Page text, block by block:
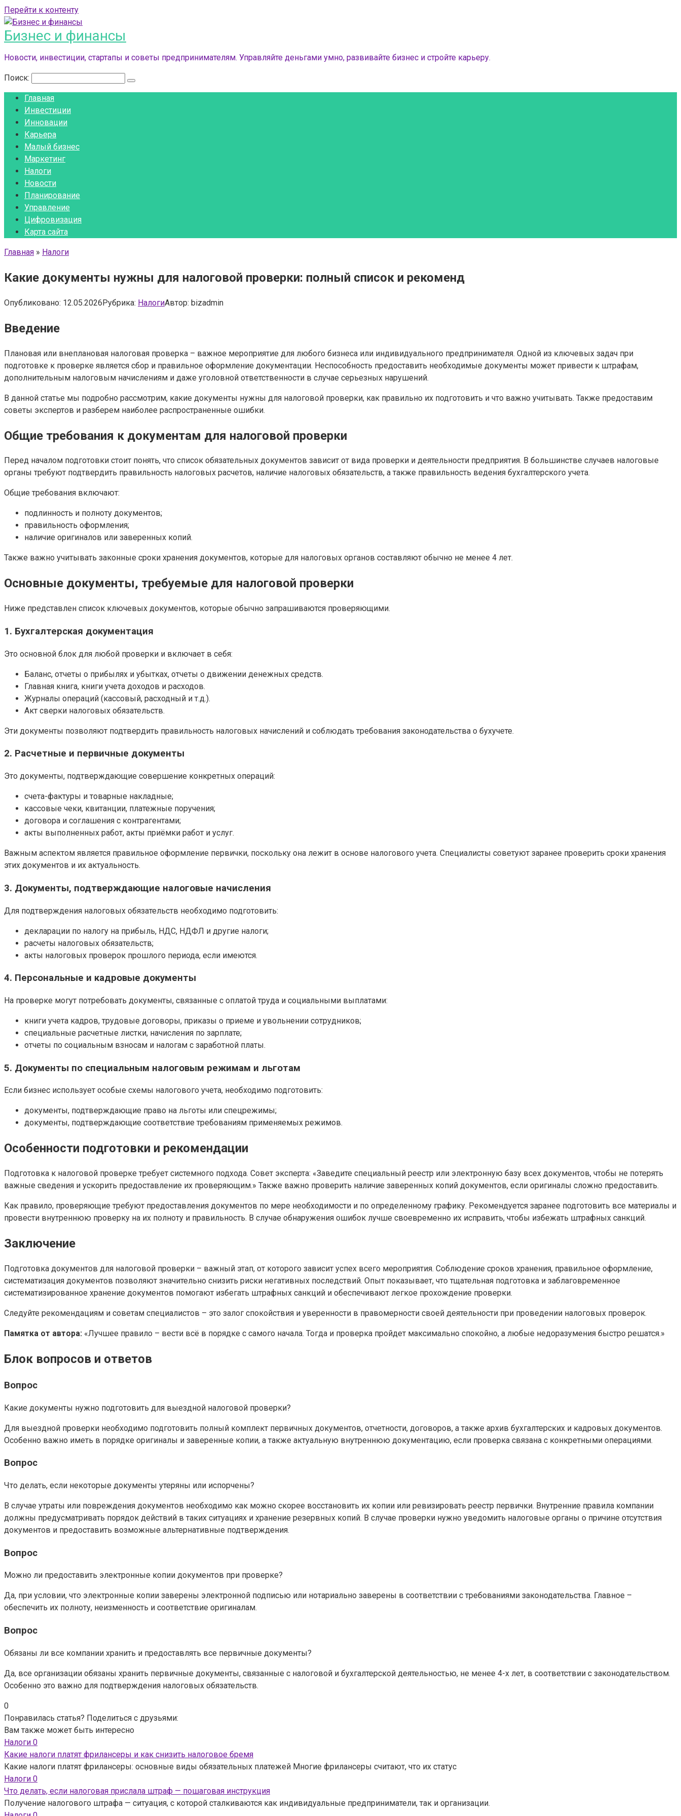
Перейти к контенту
Бизнес и финансы
Новости, инвестиции, стартапы и советы предпринимателям. Управляйте деньгами умно, развивайте бизнес и стройте карьеру.
Поиск:
Главная
Инвестиции
Инновации
Карьера
Малый бизнес
Маркетинг
Налоги
Новости
Планирование
Управление
Цифровизация
Карта сайта
Главная » Налоги
Какие документы нужны для налоговой проверки: полный список и рекоменд
Опубликовано: 12.05.2026Рубрика: НалогиАвтор: bizadmin
Введение
Плановая или внеплановая налоговая проверка – важное мероприятие для любого бизнеса или индивидуального предпринимателя. Одной из ключевых задач при
подготовке к проверке является сбор и правильное оформление документации. Неспособность предоставить необходимые документы может привести к штрафам,
дополнительным налоговым начислениям и даже уголовной ответственности в случае серьезных нарушений.
В данной статье мы подробно рассмотрим, какие документы нужны для налоговой проверки, как правильно их подготовить и что важно учитывать. Также предоставим
советы экспертов и разберем наиболее распространенные ошибки.
Общие требования к документам для налоговой проверки
Перед началом подготовки стоит понять, что список обязательных документов зависит от вида проверки и деятельности предприятия. В большинстве случаев налоговые
органы требуют подтвердить правильность налоговых расчетов, наличие налоговых обязательств, а также правильность ведения бухгалтерского учета.
Общие требования включают:
подлинность и полноту документов;
правильность оформления;
наличие оригиналов или заверенных копий.
Также важно учитывать законные сроки хранения документов, которые для налоговых органов составляют обычно не менее 4 лет.
Основные документы, требуемые для налоговой проверки
Ниже представлен список ключевых документов, которые обычно запрашиваются проверяющими.
1. Бухгалтерская документация
Это основной блок для любой проверки и включает в себя:
Баланс, отчеты о прибылях и убытках, отчеты о движении денежных средств.
Главная книга, книги учета доходов и расходов.
Журналы операций (кассовый, расходный и т.д.).
Акт сверки налоговых обязательств.
Эти документы позволяют подтвердить правильность налоговых начислений и соблюдать требования законодательства о бухучете.
2. Расчетные и первичные документы
Это документы, подтверждающие совершение конкретных операций:
счета-фактуры и товарные накладные;
кассовые чеки, квитанции, платежные поручения;
договора и соглашения с контрагентами;
акты выполненных работ, акты приёмки работ и услуг.
Важным аспектом является правильное оформление первички, поскольку она лежит в основе налогового учета. Специалисты советуют заранее проверить сроки хранения
этих документов и их актуальность.
3. Документы, подтверждающие налоговые начисления
Для подтверждения налоговых обязательств необходимо подготовить:
декларации по налогу на прибыль, НДС, НДФЛ и другие налоги;
расчеты налоговых обязательств;
акты налоговых проверок прошлого периода, если имеются.
4. Персональные и кадровые документы
На проверке могут потребовать документы, связанные с оплатой труда и социальными выплатами:
книги учета кадров, трудовые договоры, приказы о приеме и увольнении сотрудников;
специальные расчетные листки, начисления по зарплате;
отчеты по социальным взносам и налогам с заработной платы.
5. Документы по специальным налоговым режимам и льготам
Если бизнес использует особые схемы налогового учета, необходимо подготовить:
документы, подтверждающие право на льготы или спецрежимы;
документы, подтверждающие соответствие требованиям применяемых режимов.
Особенности подготовки и рекомендации
Подготовка к налоговой проверке требует системного подхода. Совет эксперта: «Заведите специальный реестр или электронную базу всех документов, чтобы не потерять
важные сведения и ускорить предоставление их проверяющим.» Также важно проверить наличие заверенных копий документов, если оригиналы сложно предоставить.
Как правило, проверяющие требуют предоставления документов по мере необходимости и по определенному графику. Рекомендуется заранее подготовить все материалы и
провести внутреннюю проверку на их полноту и правильность. В случае обнаружения ошибок лучше своевременно их исправить, чтобы избежать штрафных санкций.
Заключение
Подготовка документов для налоговой проверки – важный этап, от которого зависит успех всего мероприятия. Соблюдение сроков хранения, правильное оформление,
систематизация документов позволяют значительно снизить риски негативных последствий. Опыт показывает, что тщательная подготовка и заблаговременное
систематизированное хранение документов помогают избегать штрафных санкций и обеспечивают легкое прохождение проверки.
Следуйте рекомендациям и советам специалистов – это залог спокойствия и уверенности в правомерности своей деятельности при проведении налоговых проверок.
Памятка от автора: «Лучшее правило – вести всё в порядке с самого начала. Тогда и проверка пройдет максимально спокойно, а любые недоразумения быстро решатся.»
Блок вопросов и ответов
Вопрос
Какие документы нужно подготовить для выездной налоговой проверки?
Для выездной проверки необходимо подготовить полный комплект первичных документов, отчетности, договоров, а также архив бухгалтерских и кадровых документов.
Особенно важно иметь в порядке оригиналы и заверенные копии, а также актуальную внутреннюю документацию, если проверка связана с конкретными операциями.
Вопрос
Что делать, если некоторые документы утеряны или испорчены?
В случае утраты или повреждения документов необходимо как можно скорее восстановить их копии или ревизировать реестр первички. Внутренние правила компании
должны предусматривать порядок действий в таких ситуациях и хранение резервных копий. В случае проверки нужно уведомить налоговые органы о причине отсутствия
документов и предоставить возможные альтернативные подтверждения.
Вопрос
Можно ли предоставить электронные копии документов при проверке?
Да, при условии, что электронные копии заверены электронной подписью или нотариально заверены в соответствии с требованиями законодательства. Главное –
обеспечить их полноту, неизменность и соответствие оригиналам.
Вопрос
Обязаны ли все компании хранить и предоставлять все первичные документы?
Да, все организации обязаны хранить первичные документы, связанные с налоговой и бухгалтерской деятельностью, не менее 4-х лет, в соответствии с законодательством.
Особенно это важно для подтверждения налоговых обязательств.
0
Понравилась статья? Поделиться с друзьями:
Вам также может быть интересно
Налоги 0
Какие налоги платят фрилансеры и как снизить налоговое бремя
Какие налоги платят фрилансеры: основные виды обязательных платежей Многие фрилансеры считают, что их статус
Налоги 0
Что делать, если налоговая прислала штраф — пошаговая инструкция
Получение налогового штрафа — ситуация, с которой сталкиваются как индивидуальные предприниматели, так и организации.